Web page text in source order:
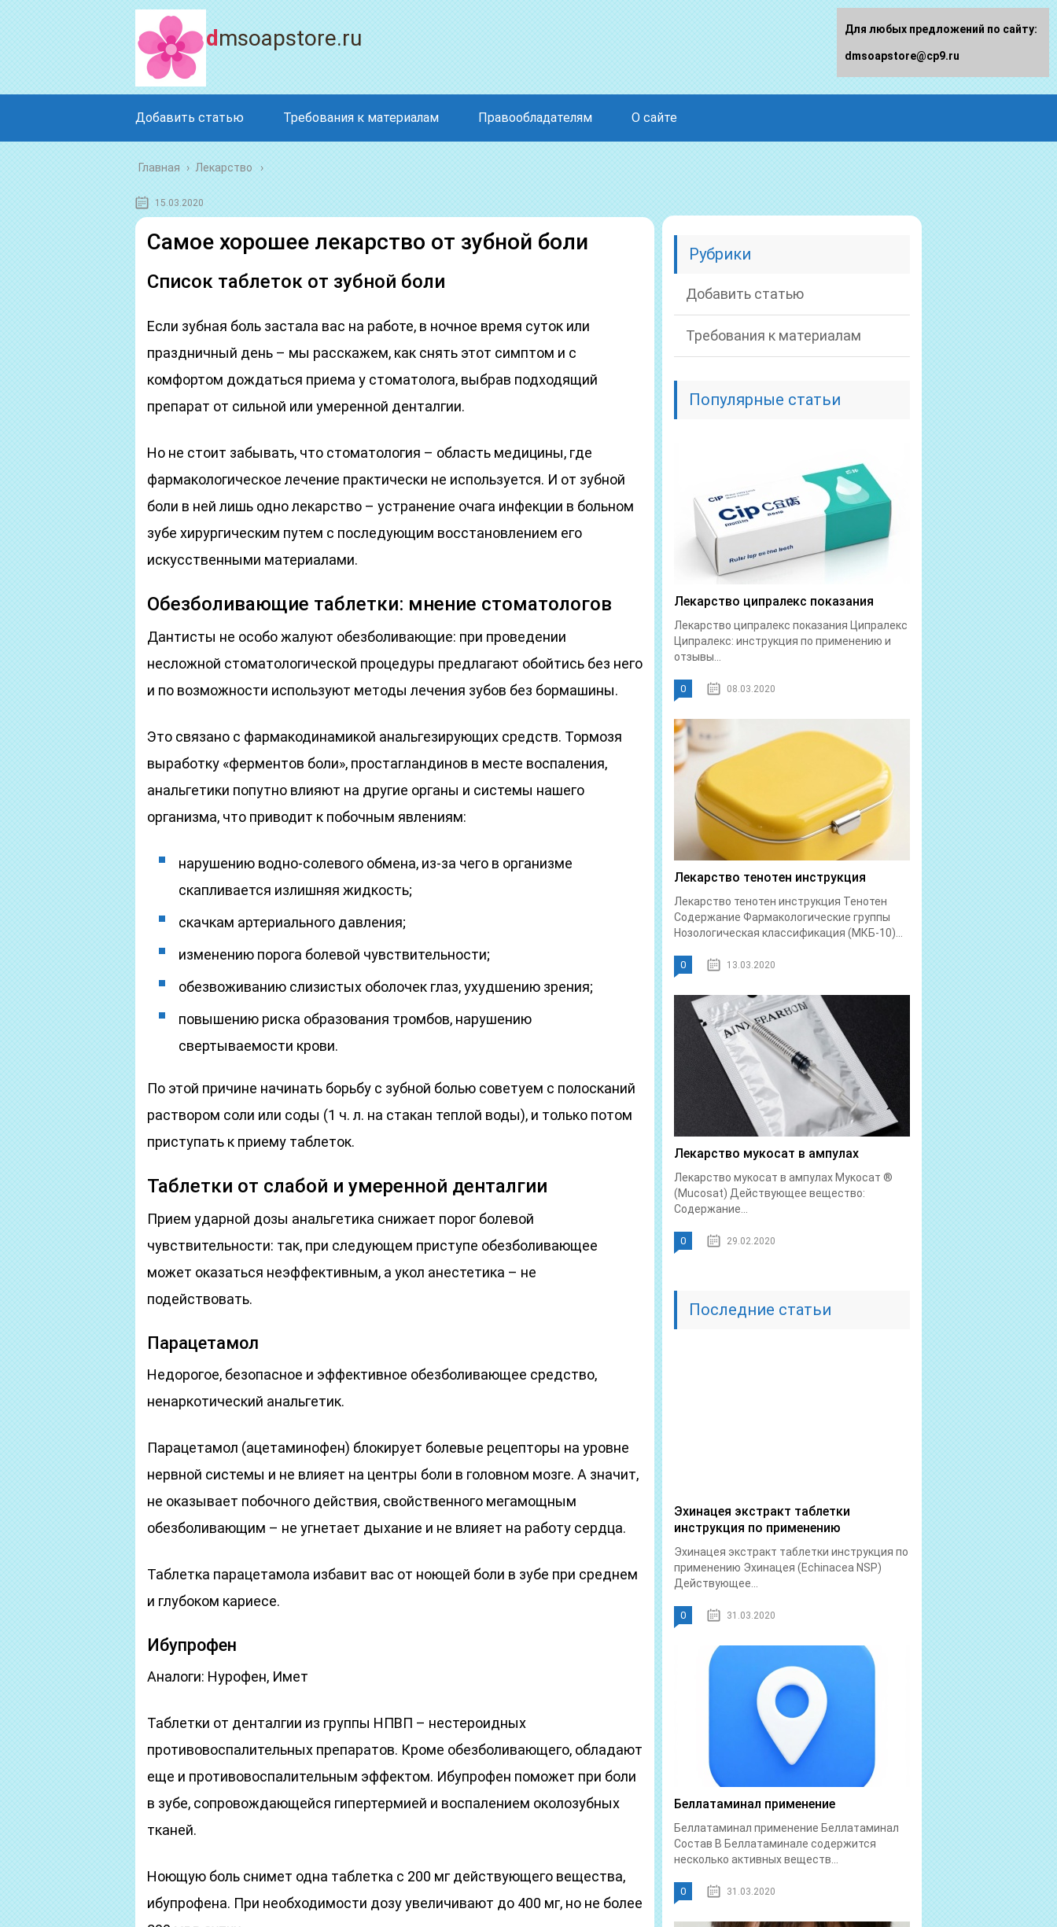
dmsoapstore.ru
Добавить статью Требования к материалам Правообладателям О сайте
Главная › Лекарство
15.03.2020
Самое хорошее лекарство от зубной боли
Список таблеток от зубной боли
Если зубная боль застала вас на работе, в ночное время суток или
праздничный день – мы расскажем, как снять этот симптом и с
комфортом дождаться приема у стоматолога, выбрав подходящий
препарат от сильной или умеренной денталгии.
Но не стоит забывать, что стоматология – область медицины, где
фармакологическое лечение практически не используется. И от зубной
боли в ней лишь одно лекарство – устранение очага инфекции в больном
зубе хирургическим путем с последующим восстановлением его
искусственными материалами.
Обезболивающие таблетки: мнение стоматологов
Дантисты не особо жалуют обезболивающие: при проведении
несложной стоматологической процедуры предлагают обойтись без него
и по возможности используют методы лечения зубов без бормашины.
Это связано с фармакодинамикой анальгезирующих средств. Тормозя
выработку «ферментов боли», простагландинов в месте воспаления,
анальгетики попутно влияют на другие органы и системы нашего
организма, что приводит к побочным явлениям:
нарушению водно-солевого обмена, из-за чего в организме
скапливается излишняя жидкость;
скачкам артериального давления;
изменению порога болевой чувствительности;
обезвоживанию слизистых оболочек глаз, ухудшению зрения;
повышению риска образования тромбов, нарушению
свертываемости крови.
По этой причине начинать борьбу с зубной болью советуем с полосканий
раствором соли или соды (1 ч. л. на стакан теплой воды), и только потом
приступать к приему таблеток.
Таблетки от слабой и умеренной денталгии
Прием ударной дозы анальгетика снижает порог болевой
чувствительности: так, при следующем приступе обезболивающее
может оказаться неэффективным, а укол анестетика – не
подействовать.
Парацетамол
Недорогое, безопасное и эффективное обезболивающее средство,
ненаркотический анальгетик.
Парацетамол (ацетаминофен) блокирует болевые рецепторы на уровне
нервной системы и не влияет на центры боли в головном мозге. А значит,
не оказывает побочного действия, свойственного мегамощным
обезболивающим – не угнетает дыхание и не влияет на работу сердца.
Таблетка парацетамола избавит вас от ноющей боли в зубе при среднем
и глубоком кариесе.
Ибупрофен
Аналоги: Нурофен, Имет
Таблетки от денталгии из группы НПВП – нестероидных
противовоспалительных препаратов. Кроме обезболивающего, обладают
еще и противовоспалительным эффектом. Ибупрофен поможет при боли
в зубе, сопровождающейся гипертермией и воспалением околозубных
тканей.
Ноющую боль снимет одна таблетка с 200 мг действующего вещества,
ибупрофена. При необходимости дозу увеличивают до 400 мг, но не более
Рубрики
Добавить статью
Требования к материалам
Популярные статьи
Лекарство ципралекс показания
Лекарство ципралекс показания Ципралекс
Ципралекс: инструкция по применению и
отзывы...
0 08.03.2020
Лекарство тенотен инструкция
Лекарство тенотен инструкция Тенотен
Содержание Фармакологические группы
Нозологическая классификация (МКБ-10)...
0 13.03.2020
Лекарство мукосат в ампулах
Лекарство мукосат в ампулах Мукосат ®
(Mucosat) Действующее вещество:
Содержание...
0 29.02.2020
Последние статьи
Эхинацея экстракт таблетки
инструкция по применению
Эхинацея экстракт таблетки инструкция по
применению Эхинацея (Echinacea NSP)
Действующее...
0 31.03.2020
Беллатаминал применение
Беллатаминал применение Беллатаминал
Состав В Беллатаминале содержится
несколько активных веществ...
0 31.03.2020
Для любых предложений по сайту:
dmsoapstore@cp9.ru